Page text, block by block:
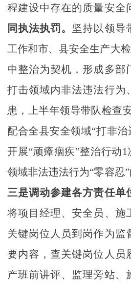
程建设中存在的质量安全
同执法执罚。 坚持以领导
工作和市、县安全生产大
中整治为契机，形成多部
打击领域内非法违法行为
患，上半年领导带队检查
配合全县安全领域“打非治
开展“顽瘴痼疾”整治行动
领域非法违法行为“零容忍
三是调动参建各方责任单
将项目经理、安全员、施
关键岗位人员到岗作为监
要内容，查关键岗位人员
产班前讲评、监理旁站、